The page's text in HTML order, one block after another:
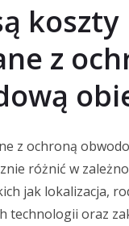
koszty
z
z ochroną
różnić w
jak lokalizacja,
technologii oraz